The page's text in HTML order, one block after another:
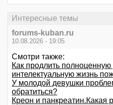
Интересные темы
forums-kuban.ru
10.08.2026 - 19:05
Смотри также:
Как продлить
интелектуальную жизнь
У молодой девушки
обратиться?
Креон и панкреатин.Какая